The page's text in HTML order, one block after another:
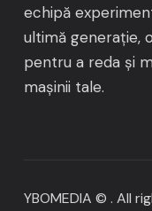
echipă
ultimă generație,
pentru a reda și
mașinii tale.
YBOMEDIA © . All